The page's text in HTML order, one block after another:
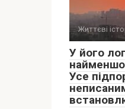
Життєві
У його
Усе